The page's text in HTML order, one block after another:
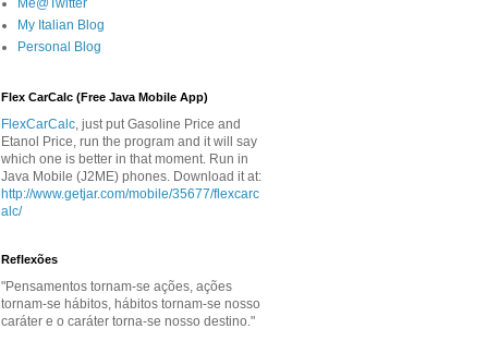
Me@Twitter
My Italian Blog
Personal Blog
Flex CarCalc (Free Java Mobile App)
FlexCarCalc, just put Gasoline Price and
Etanol Price, run the program and it will say
which one is better in that moment. Run in
Java Mobile (J2ME) phones. Download it at:
http://www.getjar.com/mobile/35677/flexcarc
alc/
Reflexões
"Pensamentos tornam-se ações, ações
tornam-se hábitos, hábitos tornam-se nosso
caráter e o caráter torna-se nosso destino."